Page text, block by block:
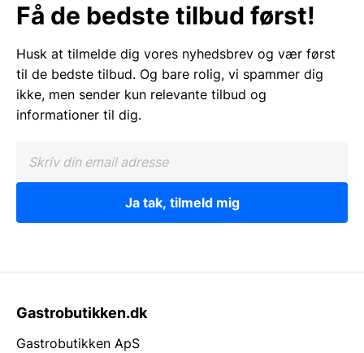
Få de bedste tilbud først!
Husk at tilmelde dig vores nyhedsbrev og vær først
til de bedste tilbud. Og bare rolig, vi spammer dig
ikke, men sender kun relevante tilbud og
informationer til dig.
Ja tak, tilmeld mig
Gastrobutikken.dk
Gastrobutikken ApS